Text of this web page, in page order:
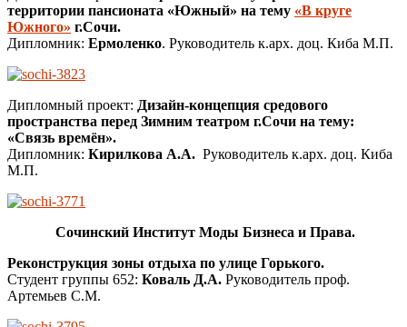
территории пансионата «Южный» на тему «В круге
Южного» г.Сочи.
Дипломник: Ермоленко. Руководитель к.арх. доц. Киба М.П.
Дипломный проект: Дизайн-концепция средового
пространства перед Зимним театром г.Сочи на тему:
«Связь времён».
Дипломник: Кирилкова А.А. Руководитель к.арх. доц. Киба
М.П.
Сочинский Институт Моды Бизнеса и Права.
Реконструкция зоны отдыха по улице Горького.
Студент группы 652: Коваль Д.А. Руководитель проф.
Артемьев С.М.